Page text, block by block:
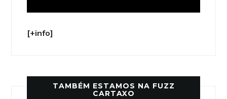
[+info]
TAMBÉM ESTAMOS NA FUZZ
CARTAXO